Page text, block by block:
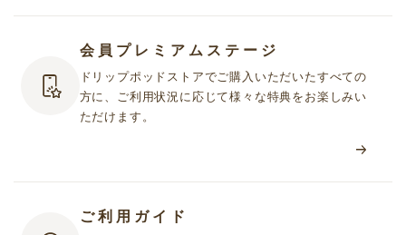
会員プレミアムステージ
ドリップポッドストアでご購入いただいたすべての
方に、ご利用状況に応じて様々な特典をお楽しみい
ただけます。
ご利用ガイド